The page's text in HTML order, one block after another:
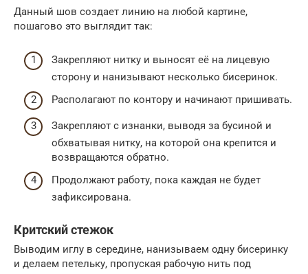
Данный шов создает линию на любой картине,
пошагово это выглядит так:
Закрепляют нитку и выносят её на лицевую
сторону и нанизывают несколько бисеринок.
Располагают по контору и начинают пришивать.
Закрепляют с изнанки, выводя за бусиной и
обхватывая нитку, на которой она крепится и
возвращаются обратно.
Продолжают работу, пока каждая не будет
зафиксирована.
Критский стежок
Выводим иглу в середине, нанизываем одну бисеринку
и делаем петельку, пропуская рабочую нить под